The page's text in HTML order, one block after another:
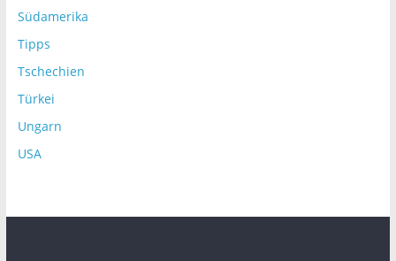
Südamerika
Tipps
Tschechien
Türkei
Ungarn
USA